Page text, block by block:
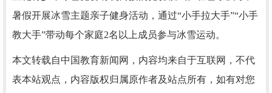
暑假开展冰雪主题亲子健身活动，通过“小手拉大手”“小手
教大手”带动每个家庭2名以上成员参与冰雪运动。
本文转载自中国教育新闻网，内容均来自于互联网，不代
表本站观点，内容版权归属原作者及站点所有，如有对您